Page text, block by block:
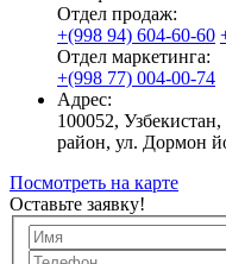
Отдел продаж:
+(998 94) 604-60-60
Отдел маркетинга:
+(998 77) 004-00-74
Адрес:
100052,
район, ул. Дормон
Посмотреть на карте
Оставьте заявку!